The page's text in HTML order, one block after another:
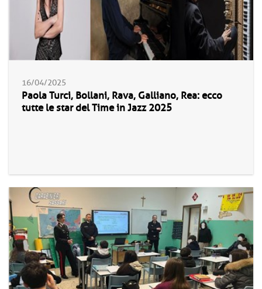
16/04/2025
Paola Turci, Bollani, Rava, Galliano, Rea: ecco
tutte le star del Time in Jazz 2025